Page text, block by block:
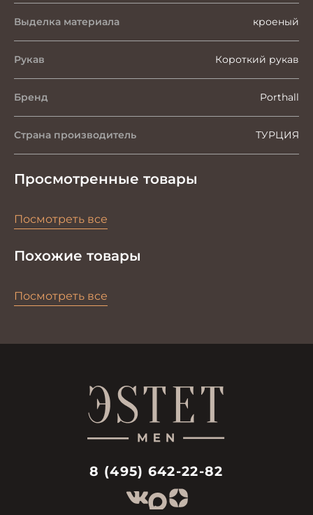
Выделка материала кроеный
Рукав Короткий рукав
Бренд Porthall
Страна производитель ТУРЦИЯ
Просмотренные товары
Посмотреть все
Похожие товары
Посмотреть все
8 (495) 642-22-82